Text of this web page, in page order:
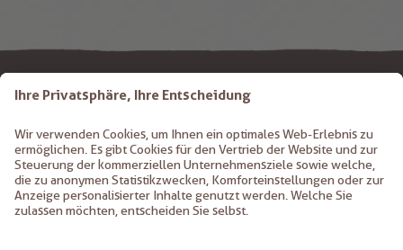
K. KIEM GMBH
St. Margarethenstr. 12
39011 Lana
Italien
+39 0473 56 13 54
info@birreKIEM.com